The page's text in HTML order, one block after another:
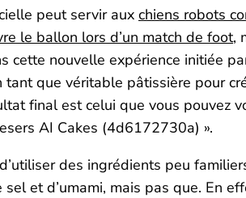
peut servir aux chiens robots
le ballon lors d’un match de foot,
cette nouvelle expérience initiée
tant que véritable pâtissière pour
final est celui que vous pouvez
AI Cakes (4d6172730a) ».
des ingrédients peu
sel et d’umami, mais pas que. En